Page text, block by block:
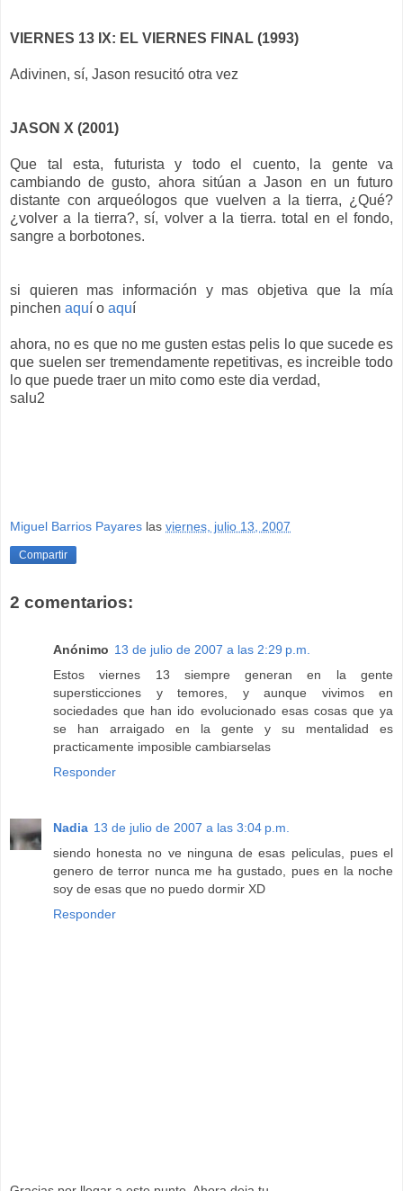
VIERNES 13 IX: EL VIERNES FINAL (1993)
Adivinen, sí, Jason resucitó otra vez
JASON X (2001)
Que tal esta, futurista y todo el cuento, la gente va
cambiando de gusto, ahora sitúan a Jason en un futuro
distante con arqueólogos que vuelven a la tierra, ¿Qué?
¿volver a la tierra?, sí, volver a la tierra. total en el fondo,
sangre a borbotones.
si quieren mas información y mas objetiva que la mía
pinchen aquí o aquí
ahora, no es que no me gusten estas pelis lo que sucede es
que suelen ser tremendamente repetitivas, es increible todo
lo que puede traer un mito como este dia verdad,
salu2
Miguel Barrios Payares las viernes, julio 13, 2007
Compartir
2 comentarios:
Anónimo 13 de julio de 2007 a las 2:29 p.m.
Estos viernes 13 siempre generan en la gente
supersticciones y temores, y aunque vivimos en
sociedades que han ido evolucionado esas cosas que ya
se han arraigado en la gente y su mentalidad es
practicamente imposible cambiarselas
Responder
Nadia 13 de julio de 2007 a las 3:04 p.m.
siendo honesta no ve ninguna de esas peliculas, pues el
genero de terror nunca me ha gustado, pues en la noche
soy de esas que no puedo dormir XD
Responder